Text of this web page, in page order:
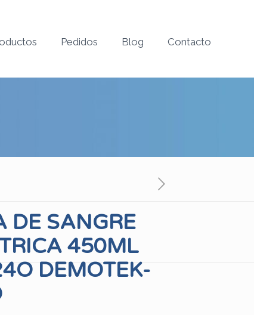
Pedidos Blog Contacto
DE SANGRE
450ML
DEMOTEK-